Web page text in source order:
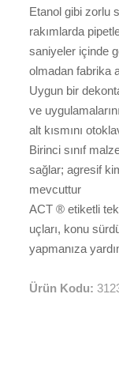
Etanol gibi zorlu
rakımlarda
saniyeler içinde
olmadan fabrika
Uygun bir
ve
alt kısmını
Birinci sınıf
sağlar; agresif
mevcuttur
ACT ® etiketli
uçları, konu
yapmanıza
Ürün Kodu: